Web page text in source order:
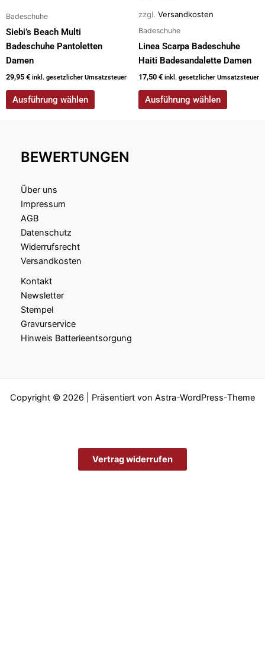
Badeschuhe
Siebi’s Beach Multi
Badeschuhe Pantoletten
Damen
29,95 € inkl. gesetzlicher Umsatzsteuer
Ausführung wählen
auf
der
Produktseite
gewählt
werden
zzgl. Versandkosten
Badeschuhe
Linea Scarpa Badeschuhe
Haiti Badesandalette Damen
17,50 € inkl. gesetzlicher Umsatzsteuer
Ausführung wählen
auf
der
Produktseite
gewählt
werden
BEWERTUNGEN
Über uns
Impressum
AGB
Datenschutz
Widerrufsrecht
Versandkosten
Kontakt
Newsletter
Stempel
Gravurservice
Hinweis Batterieentsorgung
Copyright © 2026 | Präsentiert von Astra-WordPress-Theme
Vertrag widerrufen